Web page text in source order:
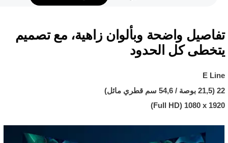
تفاصيل واضحة وبألوان زاهية، مع تصميم
يتخطى كل الحدود
E Line
22 (21,5 بوصة / 54,6 سم قطري مائل)
1920 x ‏1080 (Full HD)